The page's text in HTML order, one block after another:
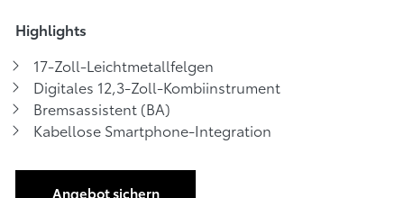
Highlights
17-Zoll-Leichtmetallfelgen
Digitales 12,3-Zoll-Kombiinstrument
Bremsassistent (BA)
Kabellose Smartphone-Integration
Angebot sichern